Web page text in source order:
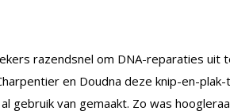
razendsnel om DNA-reparaties uit
en Doudna deze knip-en-plak-
gebruik van gemaakt. Zo was